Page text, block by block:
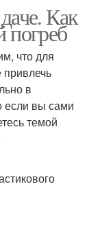
Как
погреб
что для
привлечь
в
если вы сами
темой